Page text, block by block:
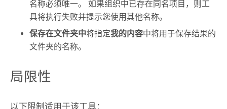
名称必须唯一。 如果组织中已存在同名项目，则工
具将执行失败并提示您使用其他名称。
保存在文件夹中将指定我的内容中将用于保存结果的
文件夹的名称。
局限性
以下限制适用于该工具：